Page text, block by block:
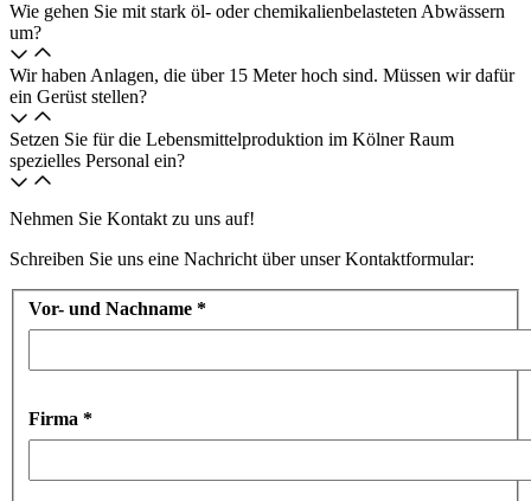
Wie gehen Sie mit stark öl- oder chemikalienbelasteten Abwässern
um?
Wir haben Anlagen, die über 15 Meter hoch sind. Müssen wir dafür
ein Gerüst stellen?
Setzen Sie für die Lebensmittelproduktion im Kölner Raum
spezielles Personal ein?
Nehmen Sie Kontakt zu uns auf!
Schreiben Sie uns eine Nachricht über unser Kontaktformular:
Vor- und Nachname *
Firma *